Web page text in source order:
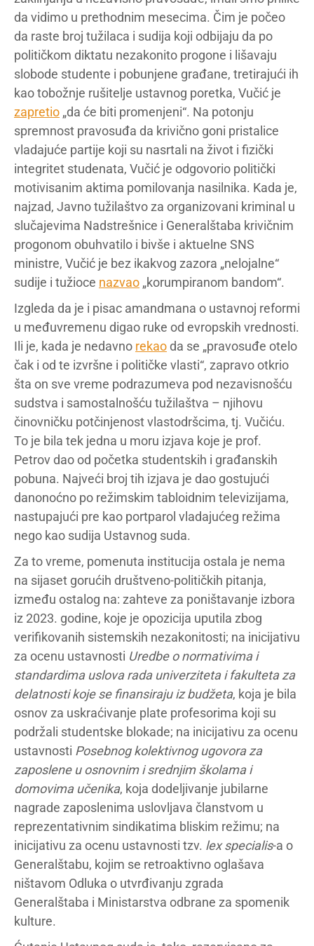
da vidimo u prethodnim mesecima. Čim je počeo
da raste broj tužilaca i sudija koji odbijaju da po
političkom diktatu nezakonito progone i lišavaju
slobode studente i pobunjene građane, tretirajući ih
kao tobožnje rušitelje ustavnog poretka, Vučić je
zapretio „da će biti promenjeni“. Na potonju
spremnost pravosuđa da krivično goni pristalice
vladajuće partije koji su nasrtali na život i fizički
integritet studenata, Vučić je odgovorio politički
motivisanim aktima pomilovanja nasilnika. Kada je,
najzad, Javno tužilaštvo za organizovani kriminal u
slučajevima Nadstrešnice i Generalštaba krivičnim
progonom obuhvatilo i bivše i aktuelne SNS
ministre, Vučić je bez ikakvog zazora „nelojalne“
sudije i tužioce nazvao „korumpiranom bandom“.
Izgleda da je i pisac amandmana o ustavnoj reformi
u međuvremenu digao ruke od evropskih vrednosti.
Ili je, kada je nedavno rekao da se „pravosuđe otelo
čak i od te izvršne i političke vlasti“, zapravo otkrio
šta on sve vreme podrazumeva pod nezavisnošću
sudstva i samostalnošću tužilaštva – njihovu
činovničku potčinjenost vlastodršcima, tj. Vučiću.
To je bila tek jedna u moru izjava koje je prof.
Petrov dao od početka studentskih i građanskih
pobuna. Najveći broj tih izjava je dao gostujući
danonoćno po režimskim tabloidnim televizijama,
nastupajući pre kao portparol vladajućeg režima
nego kao sudija Ustavnog suda.
Za to vreme, pomenuta institucija ostala je nema
na sijaset gorućih društveno-političkih pitanja,
između ostalog na: zahteve za poništavanje izbora
iz 2023. godine, koje je opozicija uputila zbog
verifikovanih sistemskih nezakonitosti; na inicijativu
za ocenu ustavnosti Uredbe o normativima i
standardima uslova rada univerziteta i fakulteta za
delatnosti koje se finansiraju iz budžeta, koja je bila
osnov za uskraćivanje plate profesorima koji su
podržali studentske blokade; na inicijativu za ocenu
ustavnosti Posebnog kolektivnog ugovora za
zaposlene u osnovnim i srednjim školama i
domovima učenika, koja dodeljivanje jubilarne
nagrade zaposlenima uslovljava članstvom u
reprezentativnim sindikatima bliskim režimu; na
inicijativu za ocenu ustavnosti tzv. lex specialis-a o
Generalštabu, kojim se retroaktivno oglašava
ništavom Odluka o utvrđivanju zgrada
Generalštaba i Ministarstva odbrane za spomenik
kulture.